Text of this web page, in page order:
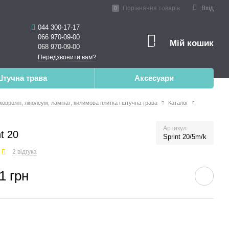
Вхід
0 Порівняння товарів
044 300-17-17
066 970-09-00
068 970-09-00
Передзвонити вам?
0 Мій кошик
трава Аксесуари
лінолеум, ламінат, килимова плитка і штучна трава
Каталог
20
Артикул
Sprint 20/5m/k
2 відгука
грн